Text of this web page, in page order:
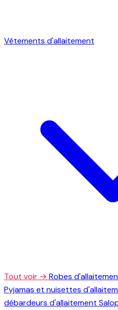
Vêtements d'allaitement
Tout voir → Robes
Pyjamas et nuisettes
débardeurs d'allaitement